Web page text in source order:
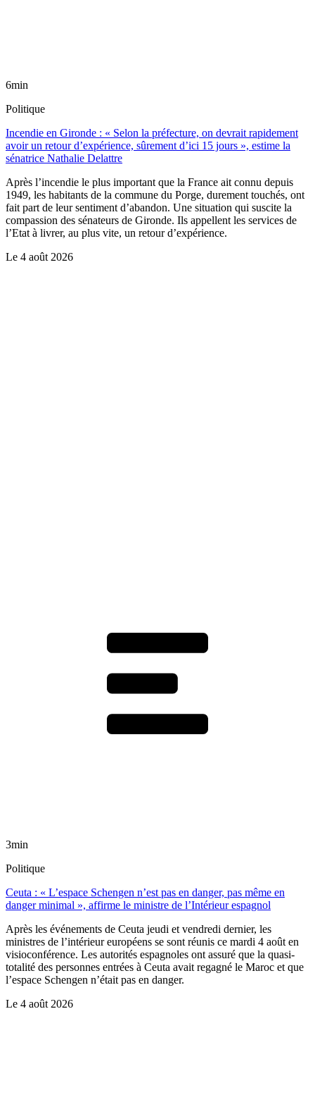
6min
Politique
Incendie en Gironde : « Selon la préfecture, on devrait rapidement
avoir un retour d’expérience, sûrement d’ici 15 jours », estime la
sénatrice Nathalie Delattre
Après l’incendie le plus important que la France ait connu depuis
1949, les habitants de la commune du Porge, durement touchés, ont
fait part de leur sentiment d’abandon. Une situation qui suscite la
compassion des sénateurs de Gironde. Ils appellent les services de
l’Etat à livrer, au plus vite, un retour d’expérience.
Le 4 août 2026
3min
Politique
Ceuta : « L’espace Schengen n’est pas en danger, pas même en
danger minimal », affirme le ministre de l’Intérieur espagnol
Après les événements de Ceuta jeudi et vendredi dernier, les
ministres de l’intérieur européens se sont réunis ce mardi 4 août en
visioconférence. Les autorités espagnoles ont assuré que la quasi-
totalité des personnes entrées à Ceuta avait regagné le Maroc et que
l’espace Schengen n’était pas en danger.
Le 4 août 2026